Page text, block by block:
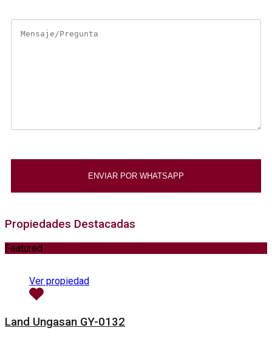
Propiedades Destacadas
Featured
Ver propiedad
Land Ungasan GY-0132